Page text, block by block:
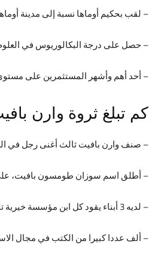
– لقب بحكيم أوماها نسبة إلى مدينة أوماها
– حصل على درجة البكالوريوس في العلوم عام 1950 من جامعة نبراسكا، وبعدها بعام واحد فقط، حصل على درجة الماجستير في الاقتصاد،
– أحد أهم وأشهر المستثمرين على
كم تبلغ ثروة وارن
– صنف وارن بافيت ثالث أغنى رجل في العالم سنة 2020، بعد أن وصلت ثروته
– أطلق اسم سوزان طومسون بافيت، على
– لديه 3 أبناء يقود كل ابن مؤسسة خيرية تابعة له، فابنه هوارد يشرف على مؤسسة هوارد جي بافيت، أما سوزان تقود مؤسسة شيروود، لكن بيتر يتابع شئون مؤسسة نوفو.
– ألف عددا كبيرا من الكتب في مجال